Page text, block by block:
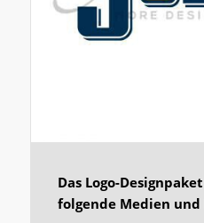
Das Logo-
folgende Medien